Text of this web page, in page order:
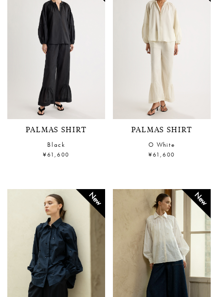
PALMAS SHIRT
Black
¥61,600
PALMAS SHIRT
O White
¥61,600
New New